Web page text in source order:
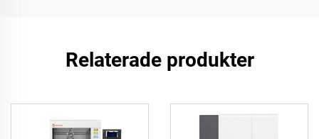
Relaterade produkter